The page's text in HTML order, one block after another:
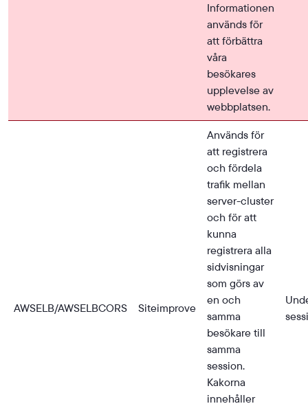
Informationen
används för
att förbättra
våra
besökares
upplevelse av
webbplatsen.
AWSELB/AWSELBCORS Siteimprove
Används för
att registrera
och fördela
trafik mellan
server-cluster
och för att
kunna
registrera alla
sidvisningar
som görs av
en och
samma
besökare till
samma
session.
Kakorna
innehåller